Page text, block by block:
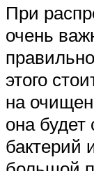
При
очень
этого
на
она
бактерий